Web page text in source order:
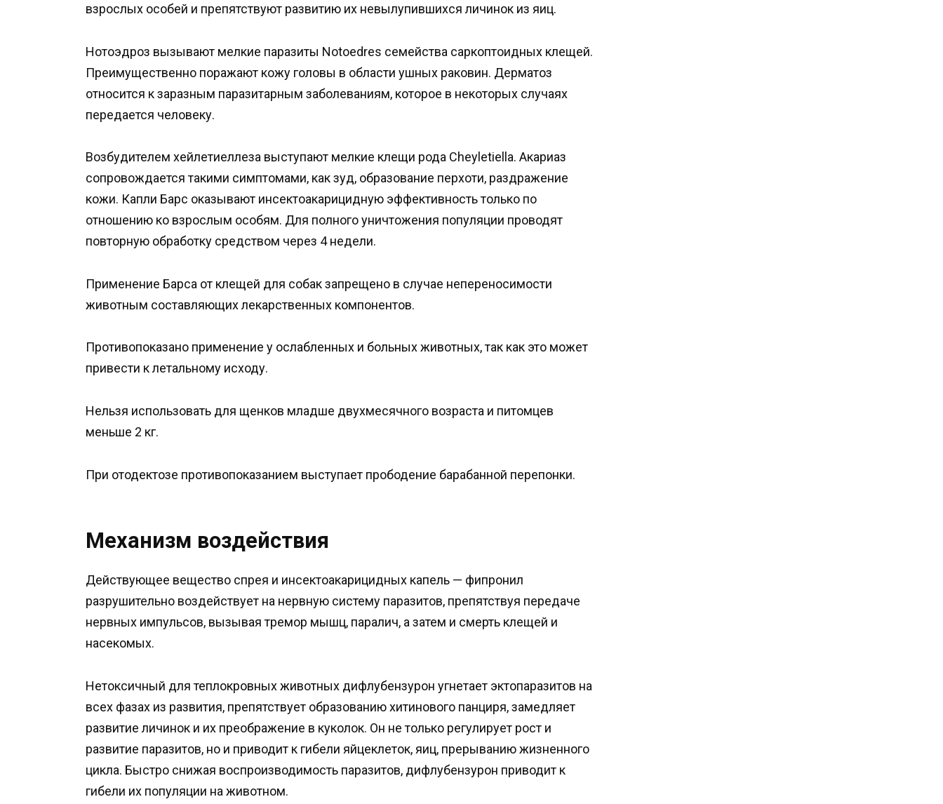
взрослых особей и препятствуют развитию их невылупившихся личинок из яиц.
Нотоэдроз вызывают мелкие паразиты Notoedres семейства саркоптоидных клещей.
Преимущественно поражают кожу головы в области ушных раковин. Дерматоз
относится к заразным паразитарным заболеваниям, которое в некоторых случаях
передается человеку.
Возбудителем хейлетиеллеза выступают мелкие клещи рода Cheyletiella. Акариаз
сопровождается такими симптомами, как зуд, образование перхоти, раздражение
кожи. Капли Барс оказывают инсектоакарицидную эффективность только по
отношению ко взрослым особям. Для полного уничтожения популяции проводят
повторную обработку средством через 4 недели.
Применение Барса от клещей для собак запрещено в случае непереносимости
животным составляющих лекарственных компонентов.
Противопоказано применение у ослабленных и больных животных, так как это может
привести к летальному исходу.
Нельзя использовать для щенков младше двухмесячного возраста и питомцев
меньше 2 кг.
При отодектозе противопоказанием выступает прободение барабанной перепонки.
Механизм воздействия
Действующее вещество спрея и инсектоакарицидных капель — фипронил
разрушительно воздействует на нервную систему паразитов, препятствуя передаче
нервных импульсов, вызывая тремор мышц, паралич, а затем и смерть клещей и
насекомых.
Нетоксичный для теплокровных животных дифлубензурон угнетает эктопаразитов на
всех фазах из развития, препятствует образованию хитинового панциря, замедляет
развитие личинок и их преображение в куколок. Он не только регулирует рост и
развитие паразитов, но и приводит к гибели яйцеклеток, яиц, прерыванию жизненного
цикла. Быстро снижая воспроизводимость паразитов, дифлубензурон приводит к
гибели их популяции на животном.